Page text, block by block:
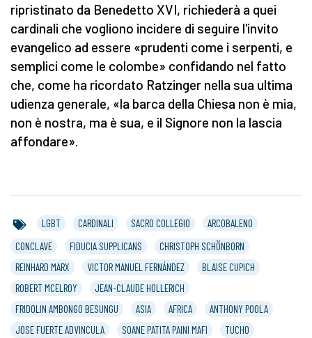
ripristinato da Benedetto XVI, richiederà a quei
cardinali che vogliono incidere di seguire l'invito
evangelico ad essere «prudenti come i serpenti, e
semplici come le colombe» confidando nel fatto
che, come ha ricordato Ratzinger nella sua ultima
udienza generale, «la barca della Chiesa non è mia,
non è nostra, ma è sua, e il Signore non la lascia
affondare».
LGBT CARDINALI SACRO COLLEGIO
ARCOBALENO
CONCLAVE
FIDUCIA SUPPLICANS
CHRISTOPH SCHÖNBORN
REINHARD MARX
VICTOR MANUEL FERNÁNDEZ
BLAISE CUPICH
ROBERT MCELROY
JEAN-CLAUDE HOLLERICH
FRIDOLIN AMBONGO BESUNGU
ASIA AFRICA
ANTHONY POOLA
JOSE FUERTE ADVINCULA
SOANE PATITA PAINI MAFI TUCHO